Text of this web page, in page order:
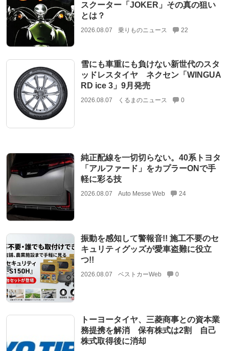
スクーター「JOKER」その真の狙い
とは？
2026.08.07 乗りものニュース 22
雪にも車重にも負けない新世代のスタ
ッドレスタイヤ ネクセン「WINGUA
RD ice 3」9月発売
2026.08.07 くるまのニュース 0
純正配線を一切切らない。40系トヨタ
「アルファード」をカプラーONで手
軽に彩る技
2026.08.07 Auto Messe Web 24
振動を感知して警報音!! 施工不要のセ
キュリティグッズが愛車盗難に役立
つ!!
2026.08.07 ベストカーWeb 0
トーヨータイヤ、三菱商事との資本業
務提携を解消 保有株式は2割 自己
株式取得後に消却